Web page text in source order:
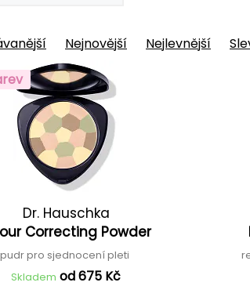
Nejnovější Nejlevnější
Dr. Hauschka
Correcting Powder
pudr pro sjednocení pleti
Skladem od 675 Kč